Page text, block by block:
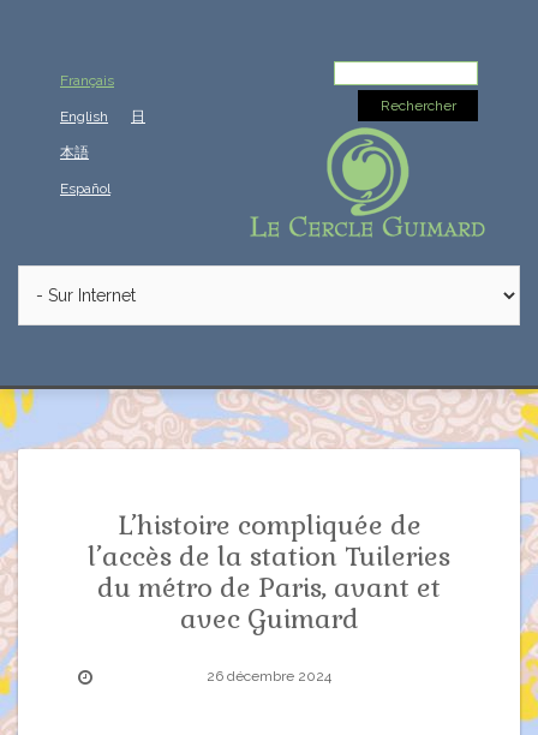
Français
English 日
本語
Español
L’histoire compliquée de
l’accès de la station Tuileries
du métro de Paris, avant et
avec Guimard
26 décembre 2024